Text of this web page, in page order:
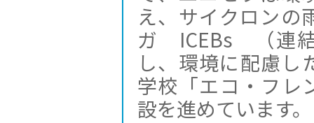
え、サイクロンの
ガ ICEBs （連結
し、環境に配慮し
学校「エコ・フレ
設を進めています。